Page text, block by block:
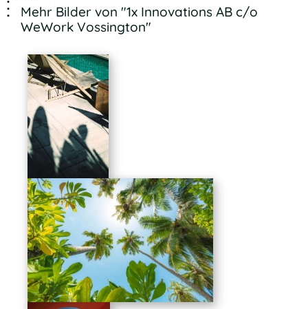
Mehr Bilder von "1x Innovations AB c/o
WeWork Vossington"